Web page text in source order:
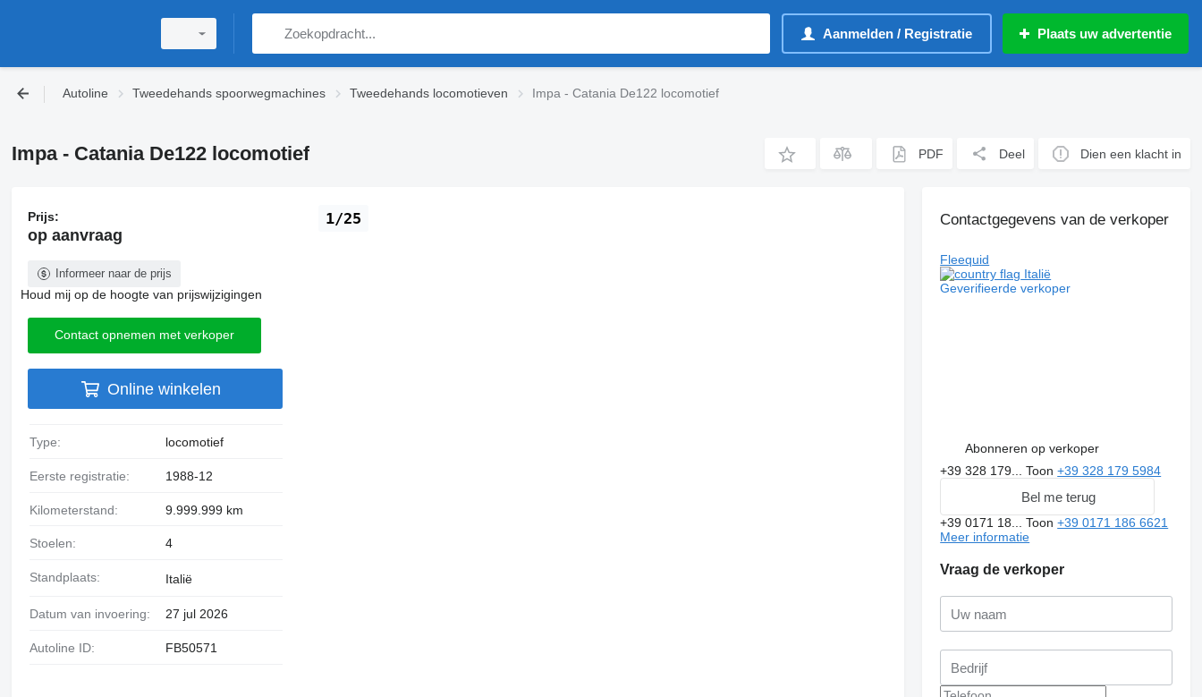
Aanmelden / Registratie Plaats uw advertentie
Autoline Tweedehands spoorwegmachines Tweedehands locomotieven Impa - Catania De122 locomotief
Impa - Catania De122 locomotief PDF Deel Dien een klacht in
1/25
Prijs:
op aanvraag
Informeer naar de prijs
Houd mij op de hoogte van prijswijzigingen
Contact opnemen met verkoper
Online winkelen
Type: locomotief
Eerste registratie: 1988-12
Kilometerstand: 9.999.999 km
Stoelen: 4
Standplaats: Italië
Datum van invoering: 27 jul 2026
Autoline ID: FB50571
Contactgegevens van de verkoper
Fleequid
Italië
Geverifieerde verkoper
Abonneren op verkoper
+39 328 179...Toon+39 328 179 5984
Bel me terug
+39 0171 18...Toon+39 0171 186 6621
Meer informatie
Vraag de verkoper